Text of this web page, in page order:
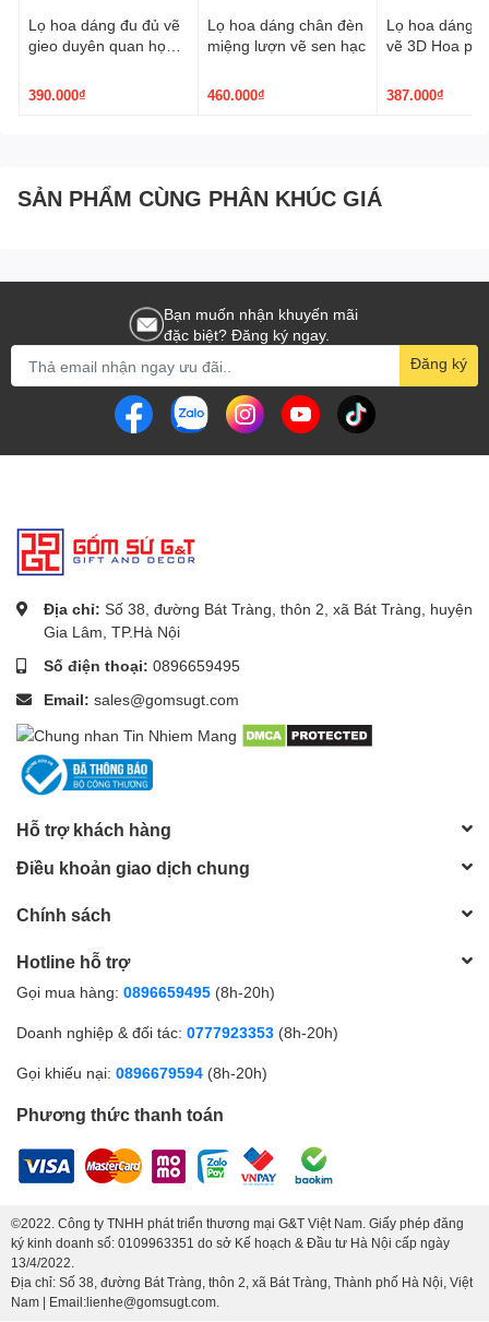
Lọ hoa dáng đu đủ vẽ
gieo duyên quan họ
390.000₫
Lọ hoa dáng chân đèn
miệng lượn vẽ sen hạc
460.000₫
Lọ hoa dáng
vẽ 3D Hoa
387.000₫
SẢN PHẨM CÙNG PHÂN KHÚC GIÁ
Bạn muốn nhận khuyến mãi
đặc biệt? Đăng ký ngay.
Đăng ký
Địa chỉ: Số 38, đường Bát Tràng, thôn 2, xã Bát Tràng, huyện
Gia Lâm, TP.Hà Nội
Số điện thoại: 0896659495
Email: sales@gomsugt.com
Hỗ trợ khách hàng
Điều khoản giao dịch chung
Chính sách
Hotline hỗ trợ
Gọi mua hàng: 0896659495 (8h-20h)
Doanh nghiệp & đối tác: 0777923353 (8h-20h)
Gọi khiếu nại: 0896679594 (8h-20h)
Phương thức thanh toán
©2022. Công ty TNHH phát triển thương mại G&T Việt Nam. Giấy phép đăng
ký kinh doanh số: 0109963351 do sở Kế hoạch & Đầu tư Hà Nội cấp ngày
13/4/2022.
Địa chỉ: Số 38, đường Bát Tràng, thôn 2, xã Bát Tràng, Thành phố Hà Nội, Việt
Nam | Email:lienhe@gomsugt.com.